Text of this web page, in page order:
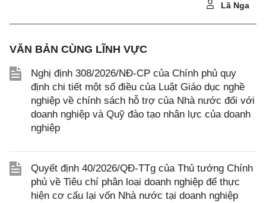
Lã Nga
VĂN BẢN CÙNG LĨNH VỰC
Nghị định 308/2026/NĐ-CP của Chính phủ quy
định chi tiết một số điều của Luật Giáo dục nghề
nghiệp về chính sách hỗ trợ của Nhà nước đối với
doanh nghiệp và Quỹ đào tạo nhân lực của doanh
nghiệp
Quyết định 40/2026/QĐ-TTg của Thủ tướng Chính
phủ về Tiêu chí phân loại doanh nghiệp để thực
hiện cơ cấu lại vốn Nhà nước tại doanh nghiệp